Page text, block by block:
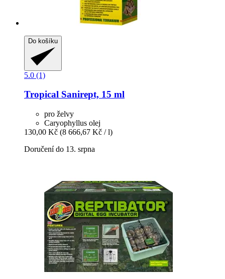
Do košíku
5.0 (1)
Tropical Sanirept, 15 ml
pro želvy
Caryophyllus olej
130,00 Kč (8 666,67 Kč / l)
Doručení do 13. srpna